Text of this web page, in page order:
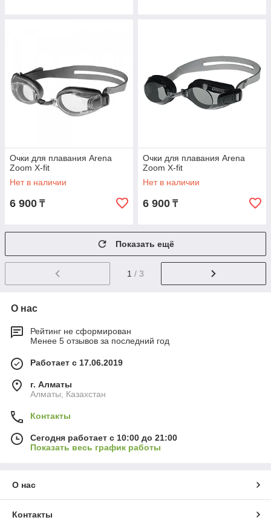
Очки для плавания Arena
Zoom X-fit
Нет в наличии
6 900 ₸
Очки для плавания Arena
Zoom X-fit
Нет в наличии
6 900 ₸
Показать ещё
1 / 3
О нас
Рейтинг не сформирован
Менее 5 отзывов за последний год
Работает с 17.06.2019
г. Алматы
Алматы, Казахстан
Контакты
Сегодня работает с 10:00 до 21:00
Показать весь график работы
О нас
Контакты